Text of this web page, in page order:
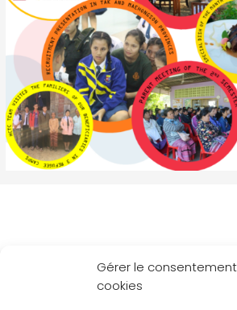
Gérer le
cookies